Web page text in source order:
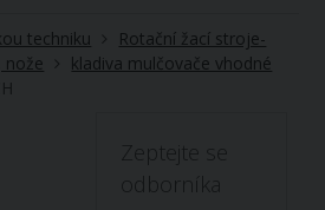
techniku
Rotační žací stroje-
nože
kladiva mulčovače vhodné
Zeptejte se
odborníka